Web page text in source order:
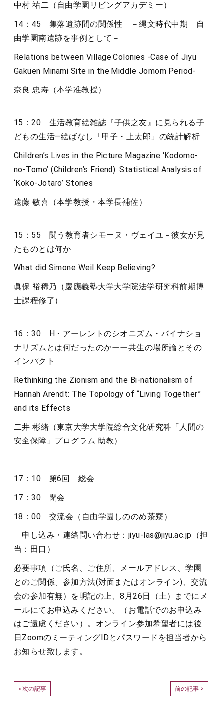
中村 祐二（自由学園リビングアカデミー）
14：45 集落遺跡間の関係性 －縄文時代中期 自
由学園南遺跡を事例として－
Relations between Village Colonies -Case of Jiyu
Gakuen Minami Site in the Middle Jomom Period-
奈良 忠寿（本学准教授）
15：20 生活教育絵雑誌『子供之友』に見られる子
どもの生活―絵ばなし「甲子・上太郎」の統計解析
Children’s Lives in the Picture Magazine ‘Kodomo-
no-Tomo’ (Children’s Friend): Statistical Analysis of
‘Koko-Jotaro’ Stories
遠藤 敏喜（本学教授・本学長補佐）
15：55 闘う教育者シモーヌ・ヴェイユ－彼女が見
たものとは何か
What did Simone Weil Keep Believing?
眞保 裕稀乃（慶應義塾大学大学院法学研究科前期博
士課程修了）
16：30 H・アーレントのシオニズム・バイナショ
ナリズムとは何だったのかーー共生の場所論とその
インパクト
Rethinking the Zionism and the Bi-nationalism of
Hannah Arendt: The Topology of “Living Together”
and its Effects
二井 彬緒（東京大学大学院総合文化研究科「人間の
安全保障」プログラム 助教）
17：10 第6回 総会
17：30 閉会
18：00 交流会（自由学園しののめ茶寮）
申し込み・連絡問い合わせ：jiyu-las@jiyu.ac.jp（担
当：田口）
必要事項（ご氏名、ご住所、メールアドレス、学園
とのご関係、参加方法(対面またはオンライン)、交流
会の参加有無）を明記の上、8月26日（土）までにメ
ールにてお申込みください。（お電話でのお申込み
はご遠慮ください）。オンライン参加希望者には後
日ZoomのミーティングIDとパスワードを担当者から
お知らせ致します。
< 次の記事 前の記事 >